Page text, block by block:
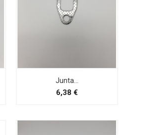
Junta...
6,38 €